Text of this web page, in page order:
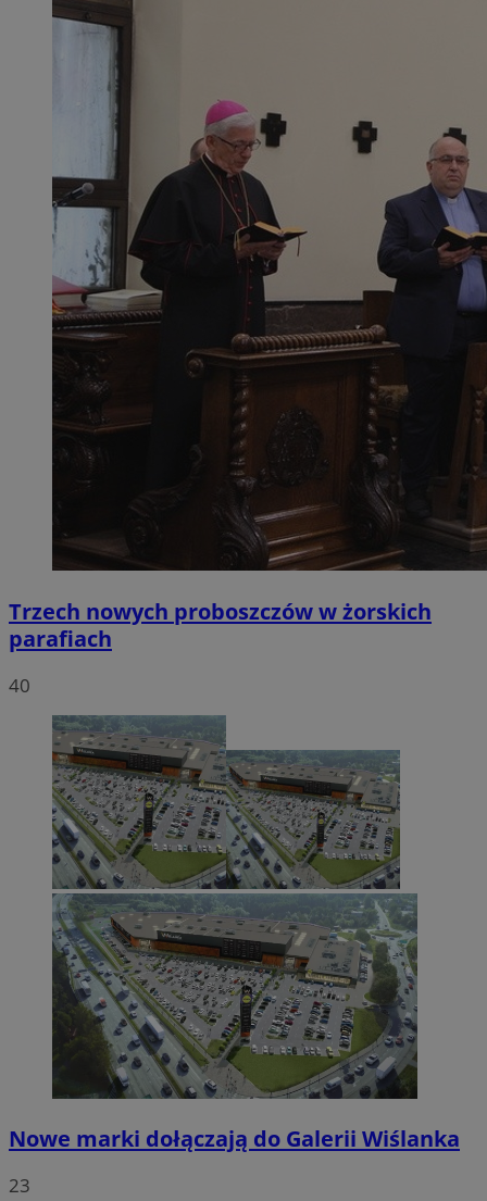
Trzech nowych proboszczów w żorskich
parafiach
40
Nowe marki dołączają do Galerii Wiślanka
23